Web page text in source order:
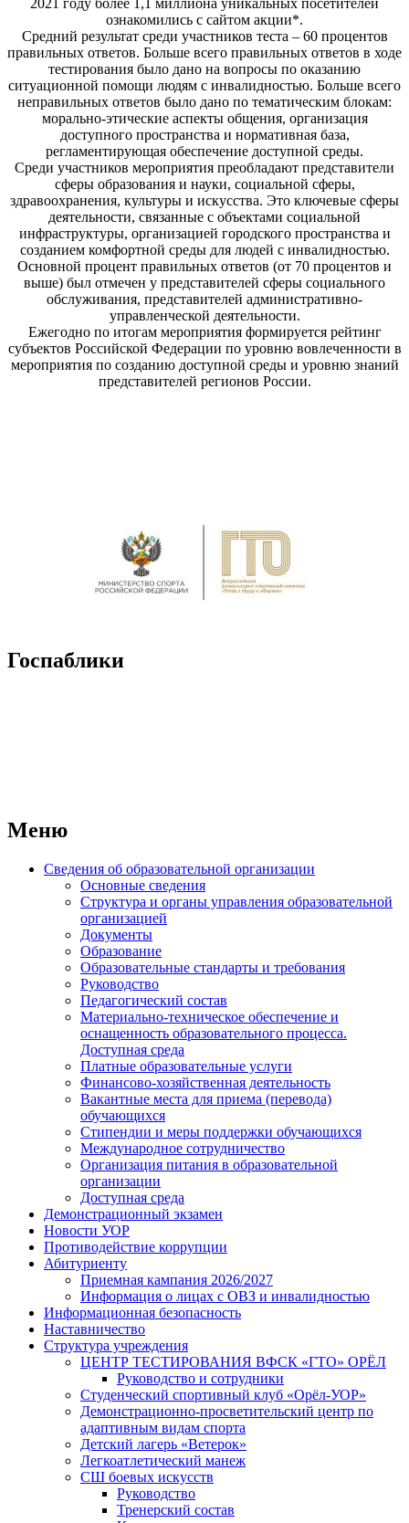
ознакомились с сайтом акции*.
Средний результат среди участников теста – 60 процентов
правильных ответов. Больше всего правильных ответов в ходе
тестирования было дано на вопросы по оказанию
ситуационной помощи людям с инвалидностью. Больше всего
неправильных ответов было дано по тематическим блокам:
морально-этические аспекты общения, организация
доступного пространства и нормативная база,
регламентирующая обеспечение доступной среды.
Среди участников мероприятия преобладают представители
сферы образования и науки, социальной сферы,
здравоохранения, культуры и искусства. Это ключевые сферы
деятельности, связанные с объектами социальной
инфраструктуры, организацией городского пространства и
созданием комфортной среды для людей с инвалидностью.
Основной процент правильных ответов (от 70 процентов и
выше) был отмечен у представителей сферы социального
обслуживания, представителей административно-
управленческой деятельности.
Ежегодно по итогам мероприятия формируется рейтинг
субъектов Российской Федерации по уровню вовлеченности в
мероприятия по созданию доступной среды и уровню знаний
представителей регионов России.
Госпаблики
Меню
Сведения об образовательной организации
Основные сведения
Структура и органы управления образовательной
организацией
Документы
Образование
Образовательные стандарты и требования
Руководство
Педагогический состав
Материально-техническое обеспечение и
оснащенность образовательного процесса.
Доступная среда
Платные образовательные услуги
Финансово-хозяйственная деятельность
Вакантные места для приема (перевода)
обучающихся
Стипендии и меры поддержки обучающихся
Международное сотрудничество
Организация питания в образовательной
организации
Доступная среда
Демонстрационный экзамен
Новости УОР
Противодействие коррупции
Абитуриенту
Приемная кампания 2026/2027
Информация о лицах с ОВЗ и инвалидностью
Информационная безопасность
Наставничество
Структура учреждения
ЦЕНТР ТЕСТИРОВАНИЯ ВФСК «ГТО» ОРЁЛ
Руководство и сотрудники
Студенческий спортивный клуб «Орёл-УОР»
Демонстрационно-просветительский центр по
адаптивным видам спорта
Детский лагерь «Ветерок»
Легкоатлетический манеж
СШ боевых искусств
Руководство
Тренерский состав